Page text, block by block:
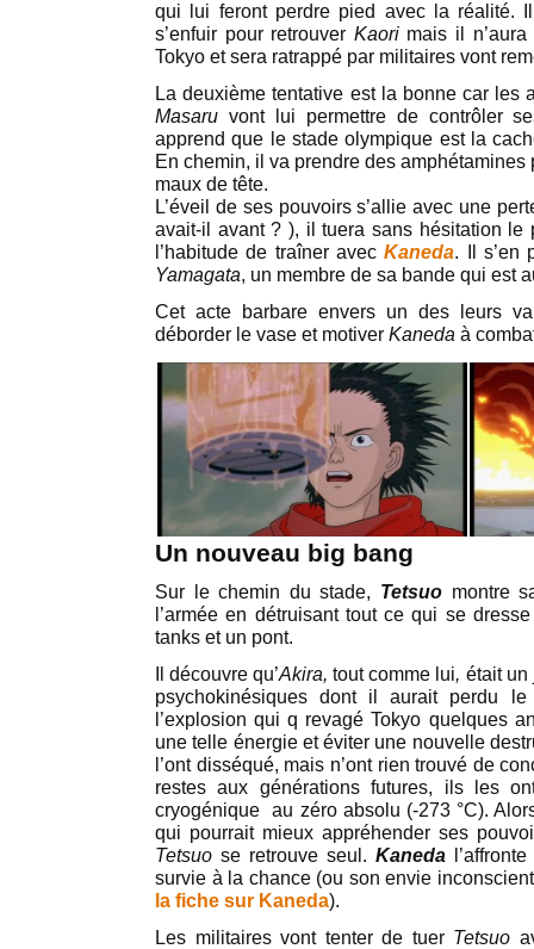
qui lui feront perdre pied avec la réalité.
s’enfuir pour retrouver Kaorimais il n’aura
Tokyo et sera ratrappé par militaires vont
La deuxième tentative est la bonne car les
Masaru vont lui permettre de contrôler
apprend que le stade olympique est la
En chemin, il va prendre des
maux de tête.
L’éveil de ses pouvoirs s’allie avec une
avait-il avant ? ), il tuera sans hésitation le
l’habitude de traîner avecKaneda. Il s’en
Yamagata, un membre de sa bande qui est
Cet acte barbare envers un des leurs
déborder le vase et motiver Kaneda à
Un nouveau big bang
Sur le chemin du stade, Tetsuomontre
l’armée en détruisant tout ce qui se
tanks et un pont.
Il découvre qu’Akira,tout comme lui, était un
psychokinésiques dont il aurait perdu
l’explosion qui q revagé Tokyo quelques
une telle énergie et éviter une nouvelle
l’ont disséqué, mais n’ont rien trouvé de
restes aux générations futures, ils les
cryogénique au zéro absolu (-273 °C).
qui pourrait mieux appréhender ses
Tetsuo se retrouve seul. Kaneda
survie à la chance (ou son envie
la fiche sur Kaneda).
Les militaires vont tenter de tuer Tetsuo